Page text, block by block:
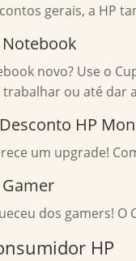
gerais, a HP
novo? Use o
ou até dar
HP
um upgrade!
dos gamers! O
HP